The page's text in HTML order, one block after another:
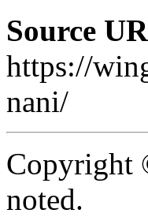
Source
https://
nani/
Copyright
noted.